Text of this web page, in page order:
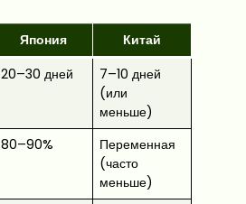
Япония
Китай
20–30 дней
7–10 дней
(или
меньше)
80–90%
Переменная
(часто
меньше)